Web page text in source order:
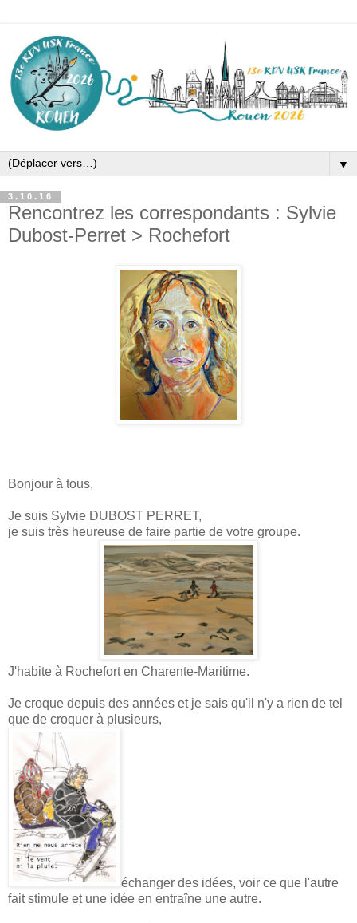
▼
3.10.16
Rencontrez les correspondants : Sylvie
Dubost-Perret > Rochefort
Bonjour à tous,
Je suis Sylvie DUBOST PERRET,
je suis très heureuse de faire partie de votre groupe.
J'habite à Rochefort en Charente-Maritime.
Je croque depuis des années et je sais qu'il n'y a rien de tel
que de croquer à plusieurs,
échanger des idées, voir ce que l'autre
fait stimule et une idée en entraîne une autre.